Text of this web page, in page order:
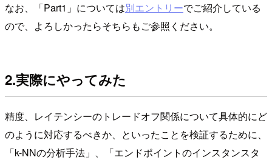
なお、「Part1」については別エントリーでご紹介している
ので、よろしかったらそちらもご参照ください。
2.実際にやってみた
精度、レイテンシーのトレードオフ関係について具体的にど
のように対応するべきか、といったことを検証するために、
「k-NNの分析手法」、「エンドポイントのインスタンスタ